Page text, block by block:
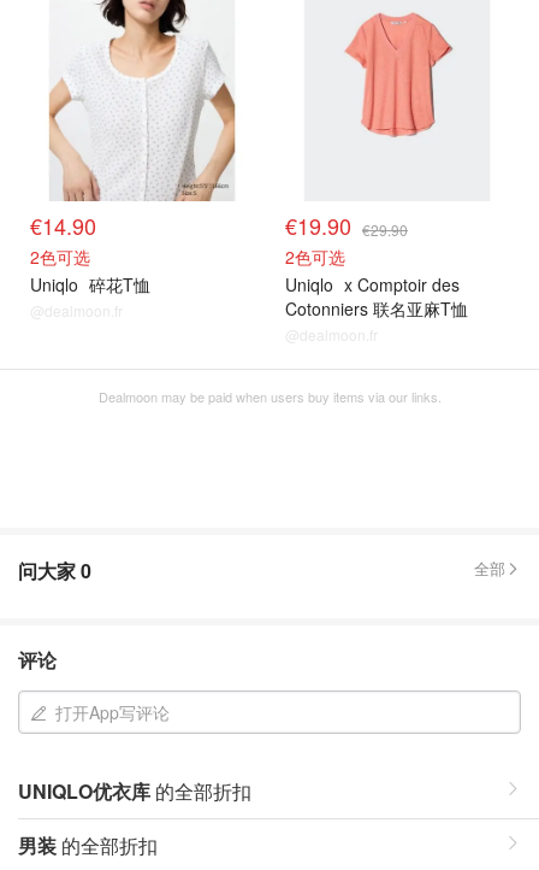
€14.90
2色可选
Uniqlo 碎花T恤
@dealmoon.fr
€19.90 €29.90
2色可选
Uniqlo x Comptoir des
Cotonniers 联名亚麻T恤
@dealmoon.fr
Dealmoon may be paid when users buy items via our links.
问大家0 全部
评论
打开App写评论
UNIQLO优衣库 的全部折扣
男装 的全部折扣